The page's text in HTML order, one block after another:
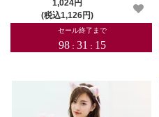
1,024円
(税込1,126円)